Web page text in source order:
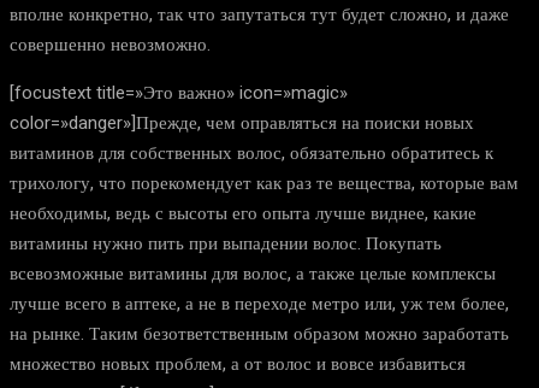
вполне конкретно, так что запутаться тут будет сложно, и даже
совершенно невозможно.
[focustext title=»Это важно» icon=»magic»
color=»danger»]Прежде, чем оправляться на поиски новых
витаминов для собственных волос, обязательно обратитесь к
трихологу, что порекомендует как раз те вещества, которые вам
необходимы, ведь с высоты его опыта лучше виднее, какие
витамины нужно пить при выпадении волос. Покупать
всевозможные витамины для волос, а также целые комплексы
лучше всего в аптеке, а не в переходе метро или, уж тем более,
на рынке. Таким безответственным образом можно заработать
множество новых проблем, а от волос и вовсе избавиться